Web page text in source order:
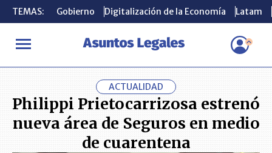
TEMAS: Gobierno Digitalización de la Economía Latam
INICIO ACTUALIDAD Philippi Prietocarrizosa estrenó nueva
TEMAS: Gobierno Digitalización de la Economía Latam
ACTUALIDAD
Philippi Prietocarrizosa estrenó
nueva área de Seguros en medio
de cuarentena